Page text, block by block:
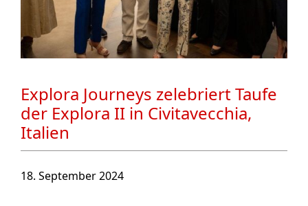
Explora Journeys zelebriert Taufe
der Explora II in Civitavecchia,
Italien
18. September 2024